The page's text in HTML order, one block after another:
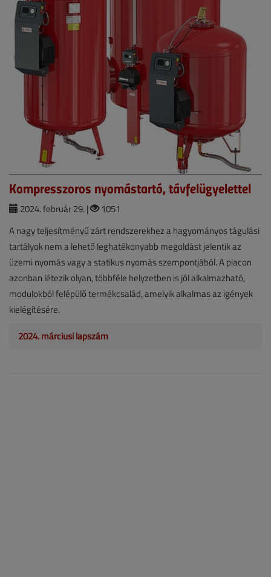
Kompresszoros nyomástartó, távfelügyelettel
2024. február 29. |
1051
A nagy teljesítményű zárt rendszerekhez a hagyományos tágulási
tartályok nem a lehető leghatékonyabb megoldást jelentik az
üzemi nyomás vagy a statikus nyomás szempontjából. A piacon
azonban létezik olyan, többféle helyzetben is jól alkalmazható,
modulokból felépülő termékcsalád, amelyik alkalmas az igények
kielégítésére.
2024. márciusi lapszám